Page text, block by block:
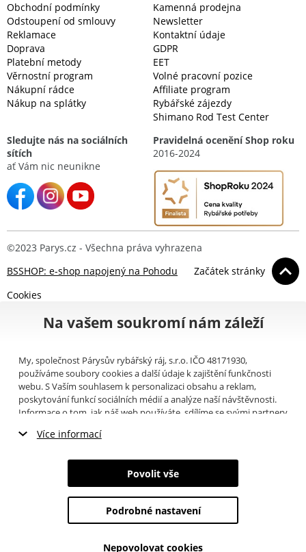
Obchodní podmínky
Odstoupení od smlouvy
Reklamace
Doprava
Platební metody
Věrnostní program
Nákupní rádce
Nákup na splátky
Kamenná prodejna
Newsletter
Kontaktní údaje
GDPR
EET
Volné pracovní pozice
Affiliate program
Rybářské zájezdy
Shimano Rod Test Center
Sledujte nás na sociálních
sítích
ať Vám nic neunikne
Pravidelná ocenění Shop roku
2016-2024
©2023 Parys.cz - Všechna práva vyhrazena
BSSHOP: e-shop napojený na Pohodu
Začátek stránky
Cookies
Na vašem soukromí nám záleží
My, společnost Párysův rybářský ráj, s.r.o. IČO 48171930,
používáme soubory cookies a další údaje k zajištění funkčnosti
webu. S Vaším souhlasem k personalizaci obsahu a reklam,
poskytování funkcí sociálních médií a analýze naší návštěvnosti.
Informace o tom, jak náš web používáte, sdílíme se svými partnery
můžete přečíst, jak tyto informace Google používá. Partneři tyto
poskytli nebo které získali v důsledku toho, že používáte jejich
služby. Tyto údaje zahrnují cookies, data z dalších úložišť, IP
adresu a další informace spojené s prohlížením webu. Svůj souhlas
Více informací
Nezbytné cookies
Marketingové cookies
Analytické cookies
Povolit vše
Podrobné nastavení
Nepovolovat cookies